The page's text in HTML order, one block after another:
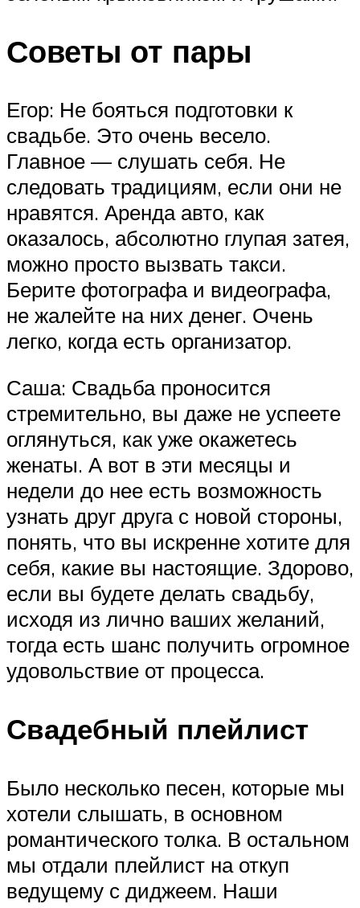
Советы от пары
Егор: Не бояться подготовки к
свадьбе. Это очень весело.
Главное — слушать себя. Не
следовать традициям, если они не
нравятся. Аренда авто, как
оказалось, абсолютно глупая затея,
можно просто вызвать такси.
Берите фотографа и видеографа,
не жалейте на них денег. Очень
легко, когда есть организатор.
Саша: Свадьба проносится
стремительно, вы даже не успеете
оглянуться, как уже окажетесь
женаты. А вот в эти месяцы и
недели до нее есть возможность
узнать друг друга с новой стороны,
понять, что вы искренне хотите для
себя, какие вы настоящие. Здорово,
если вы будете делать свадьбу,
исходя из лично ваших желаний,
тогда есть шанс получить огромное
удовольствие от процесса.
Свадебный плейлист
Было несколько песен, которые мы
хотели слышать, в основном
романтического толка. В остальном
мы отдали плейлист на откуп
ведущему с диджеем. Наши